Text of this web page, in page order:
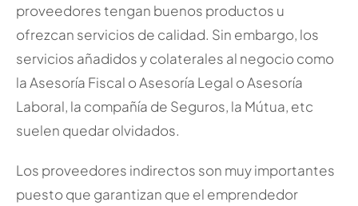
proveedores tengan buenos productos u
ofrezcan servicios de calidad. Sin embargo, los
servicios añadidos y colaterales al negocio como
la Asesoría Fiscal o Asesoría Legal o Asesoría
Laboral, la compañía de Seguros, la Mútua, etc
suelen quedar olvidados.
Los proveedores indirectos son muy importantes
puesto que garantizan que el emprendedor